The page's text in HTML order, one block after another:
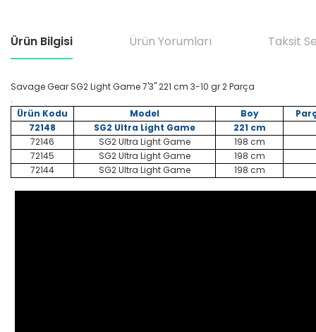
Ürün Bilgisi Ürün Yorumları Taksit
Savage Gear SG2 Light Game 7'3'' 221 cm 3-10 gr 2 Parça
.
Ürün Kodu
Model Boy
72148
SG2 Ultra Light Game
221 cm
72146
SG2 Ultra Light Game
198 cm
72145
SG2 Ultra Light Game
198 cm
72144
SG2 Ultra Light Game 198 cm